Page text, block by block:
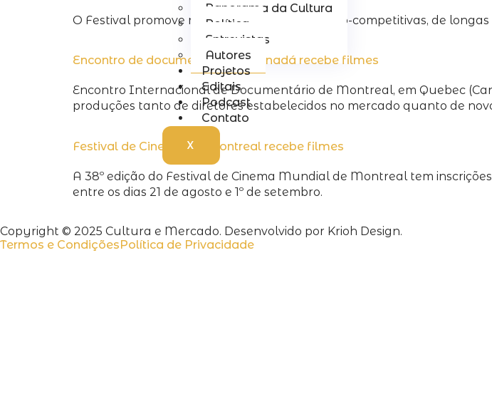
Panorama da Cultura
Política
Entrevistas
Autores
Projetos
Editais
Podcast
Contato
X
O Festival promove mostras competitivas e não-competitivas, de
Encontro de documentário no Canadá recebe filmes
Encontro Internacional de Documentário de Montreal, em Quebec
produções tanto de diretores estabelecidos no mercado quanto de
Festival de Cinema de Montreal recebe filmes
A 38º edição do Festival de Cinema Mundial de Montreal tem
entre os dias 21 de agosto e 1º de setembro.
Copyright © 2025 Cultura e Mercado. Desenvolvido por Krioh Design.
Termos e Condições Política de Privacidade